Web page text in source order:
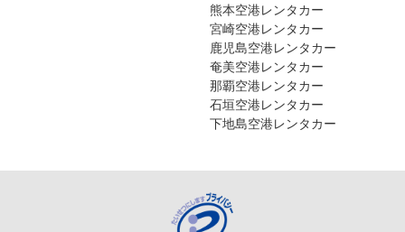
熊本空港レンタカー
宮崎空港レンタカー
鹿児島空港レンタカー
奄美空港レンタカー
那覇空港レンタカー
石垣空港レンタカー
下地島空港レンタカー